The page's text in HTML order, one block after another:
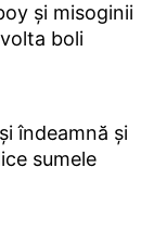
și misoginii
boli
îndeamnă și
sumele